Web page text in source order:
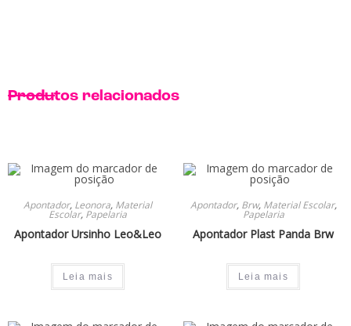
Produtos relacionados
Apontador, Leonora, Material
Escolar, Papelaria
Apontador Ursinho Leo&Leo
Leia mais
Apontador, Brw, Material Escolar,
Papelaria
Apontador Plast Panda Brw
Leia mais